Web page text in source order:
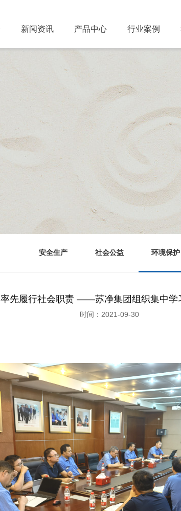
新闻资讯 产品中心 行业案例
安全生产 社会公益 环境保护
先履行社会职责 ——苏净集团组织集中学
时间：2021-09-30